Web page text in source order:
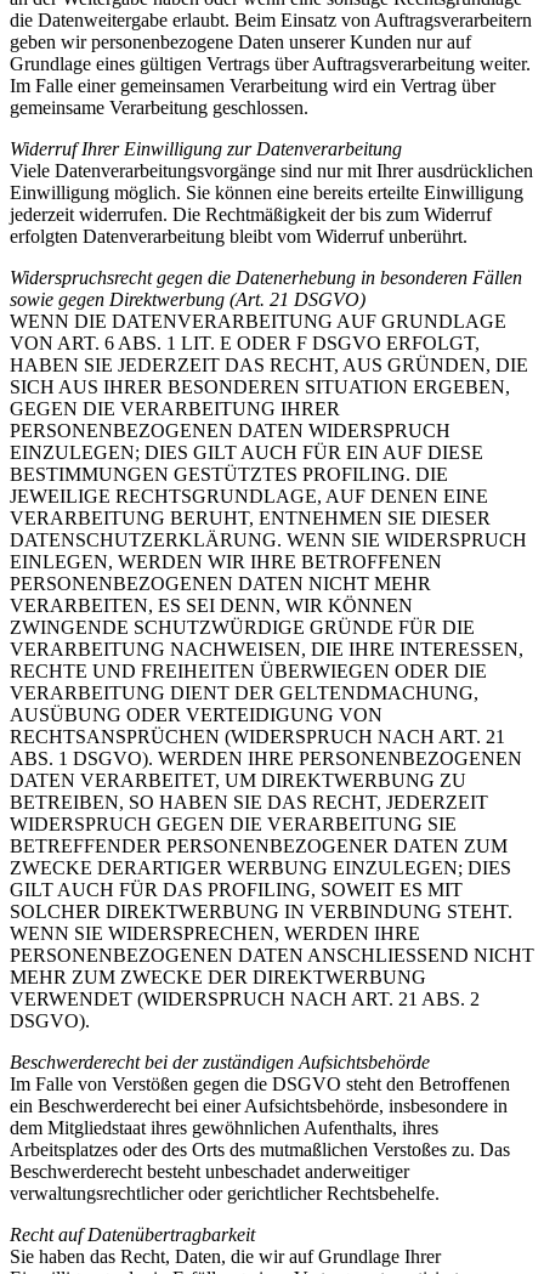
die Datenweitergabe erlaubt. Beim Einsatz von Auftragsverarbeitern
geben wir personenbezogene Daten unserer Kunden nur auf
Grundlage eines gültigen Vertrags über Auftragsverarbeitung weiter.
Im Falle einer gemeinsamen Verarbeitung wird ein Vertrag über
gemeinsame Verarbeitung geschlossen.
Widerruf Ihrer Einwilligung zur Datenverarbeitung
Viele Datenverarbeitungsvorgänge sind nur mit Ihrer ausdrücklichen
Einwilligung möglich. Sie können eine bereits erteilte Einwilligung
jederzeit widerrufen. Die Rechtmäßigkeit der bis zum Widerruf
erfolgten Datenverarbeitung bleibt vom Widerruf unberührt.
Widerspruchsrecht gegen die Datenerhebung in besonderen Fällen
sowie gegen Direktwerbung (Art. 21 DSGVO)
WENN DIE DATENVERARBEITUNG AUF GRUNDLAGE
VON ART. 6 ABS. 1 LIT. E ODER F DSGVO ERFOLGT,
HABEN SIE JEDERZEIT DAS RECHT, AUS GRÜNDEN, DIE
SICH AUS IHRER BESONDEREN SITUATION ERGEBEN,
GEGEN DIE VERARBEITUNG IHRER
PERSONENBEZOGENEN DATEN WIDERSPRUCH
EINZULEGEN; DIES GILT AUCH FÜR EIN AUF DIESE
BESTIMMUNGEN GESTÜTZTES PROFILING. DIE
JEWEILIGE RECHTSGRUNDLAGE, AUF DENEN EINE
VERARBEITUNG BERUHT, ENTNEHMEN SIE DIESER
DATENSCHUTZERKLÄRUNG. WENN SIE WIDERSPRUCH
EINLEGEN, WERDEN WIR IHRE BETROFFENEN
PERSONENBEZOGENEN DATEN NICHT MEHR
VERARBEITEN, ES SEI DENN, WIR KÖNNEN
ZWINGENDE SCHUTZWÜRDIGE GRÜNDE FÜR DIE
VERARBEITUNG NACHWEISEN, DIE IHRE INTERESSEN,
RECHTE UND FREIHEITEN ÜBERWIEGEN ODER DIE
VERARBEITUNG DIENT DER GELTENDMACHUNG,
AUSÜBUNG ODER VERTEIDIGUNG VON
RECHTSANSPRÜCHEN (WIDERSPRUCH NACH ART. 21
ABS. 1 DSGVO). WERDEN IHRE PERSONENBEZOGENEN
DATEN VERARBEITET, UM DIREKTWERBUNG ZU
BETREIBEN, SO HABEN SIE DAS RECHT, JEDERZEIT
WIDERSPRUCH GEGEN DIE VERARBEITUNG SIE
BETREFFENDER PERSONENBEZOGENER DATEN ZUM
ZWECKE DERARTIGER WERBUNG EINZULEGEN; DIES
GILT AUCH FÜR DAS PROFILING, SOWEIT ES MIT
SOLCHER DIREKTWERBUNG IN VERBINDUNG STEHT.
WENN SIE WIDERSPRECHEN, WERDEN IHRE
PERSONENBEZOGENEN DATEN ANSCHLIESSEND NICHT
MEHR ZUM ZWECKE DER DIREKTWERBUNG
VERWENDET (WIDERSPRUCH NACH ART. 21 ABS. 2
DSGVO).
Beschwerderecht bei der zuständigen Aufsichtsbehörde
Im Falle von Verstößen gegen die DSGVO steht den Betroffenen
ein Beschwerderecht bei einer Aufsichtsbehörde, insbesondere in
dem Mitgliedstaat ihres gewöhnlichen Aufenthalts, ihres
Arbeitsplatzes oder des Orts des mutmaßlichen Verstoßes zu. Das
Beschwerderecht besteht unbeschadet anderweitiger
verwaltungsrechtlicher oder gerichtlicher Rechtsbehelfe.
Recht auf Datenübertragbarkeit
Sie haben das Recht, Daten, die wir auf Grundlage Ihrer